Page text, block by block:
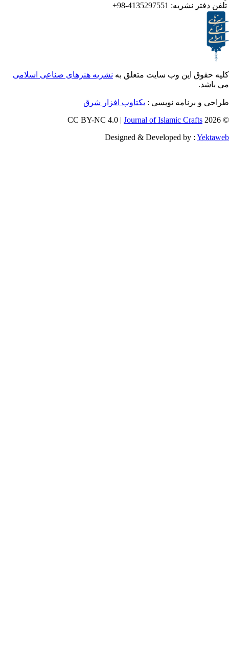
نشریه:4135297551-98+
این وب سایت متعلق بهنشریه هنرهای صناعی اسلامی
نویسی : یکتاوب افزار شرق
Journal of Islamic
Designed & Developed by :